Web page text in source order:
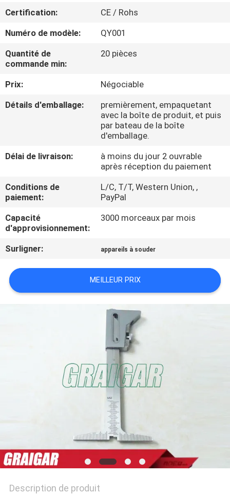
CONTACTEZ-
NOUS
NOUVELLES
DEMANDEZ
DU
SITE
DE
CONFIDENTIALITÉ
Certification:
CE / Rohs
Numéro de modèle:
QY001
Quantité de
commande min:
20 pièces
Prix:
Négociable
Détails d'emballage:
premièrement, empaquetant
avec la boîte de produit, et puis
par bateau de la boîte
d'emballage.
Délai de livraison:
à moins du jour 2 ouvrable
après réception du paiement
Conditions de
paiement:
L/C, T/T, Western Union, ,
PayPal
Capacité
d'approvisionnement:
3000 morceaux par mois
Surligner: appareils à souder
MEILLEUR PRIX
Description de produit